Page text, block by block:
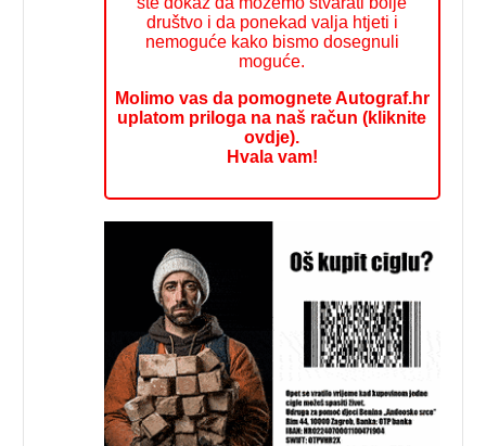
društvo i da ponekad valja htjeti i
nemoguće kako bismo dosegnuli
moguće.
Molimo vas da pomognete Autograf.hr
uplatom priloga na naš račun (kliknite
ovdje).
Hvala vam!